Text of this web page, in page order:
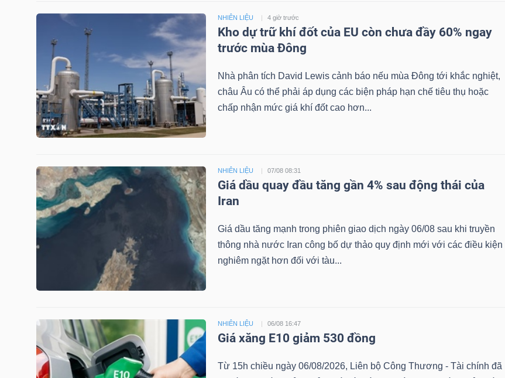
NHIÊN LIỆU 4 giờ trước
Kho dự trữ khí đốt của EU còn chưa đầy 60% ngay
trước mùa Đông
Nhà phân tích David Lewis cảnh báo nếu mùa Đông tới khắc nghiệt,
châu Âu có thể phải áp dụng các biện pháp hạn chế tiêu thụ hoặc
chấp nhận mức giá khí đốt cao hơn...
NHIÊN LIỆU 07/08 08:31
Giá dầu quay đầu tăng gần 4% sau động thái của
Iran
Giá dầu tăng mạnh trong phiên giao dịch ngày 06/08 sau khi truyền
thông nhà nước Iran công bố dự thảo quy định mới với các điều kiện
nghiêm ngặt hơn đối với tàu...
NHIÊN LIỆU 06/08 16:47
Giá xăng E10 giảm 530 đồng
Từ 15h chiều ngày 06/08/2026, Liên bộ Công Thương - Tài chính đã
LƯỢNG
NGUYÊN
VẬT
CÔNG
NGHIỆP
DÙNG
KHÔNG
THIẾT